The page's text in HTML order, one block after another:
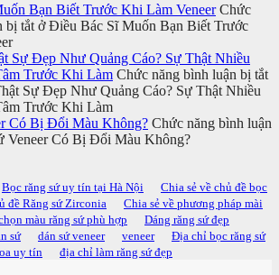
Bạn Biết Trước Khi Làm Veneer Chức
bị tắtở Điều Bác Sĩ Muốn Bạn Biết Trước
Sự Đẹp Như Quảng Cáo? Sự Thật Nhiều
Trước Khi Làm Chức năng bình luận bị tắt
Sự Đẹp Như Quảng Cáo? Sự Thật Nhiều
Trước Khi Làm
Có Bị Đổi Màu Không? Chức năng bình luận
Veneer Có Bị Đổi Màu Không?
Bọc răng sứ uy tín tại Hà Nội
Chia sẻ về chủ đề bọc
đề Răng sứ Zirconia
Chia sẻ về phương pháp mài
màu răng sứ phù hợp
Dáng răng sứ đẹp
sứ dán sứ veneer veneer
Địa chỉ bọc răng sứ
uy tín địa chỉ làm răng sứ đẹp